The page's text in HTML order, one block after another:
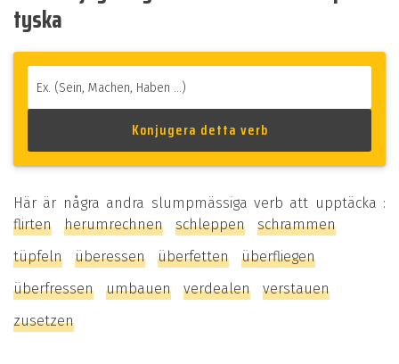
tyska
Här är några andra slumpmässiga verb att upptäcka :
flirten
herumrechnen schleppen
schrammen
tüpfeln
überessen überfetten
überfliegen
überfressen
umbauen verdealen
verstauen
zusetzen